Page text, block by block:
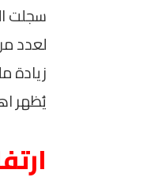
سجلت
لعدد
يُظهر